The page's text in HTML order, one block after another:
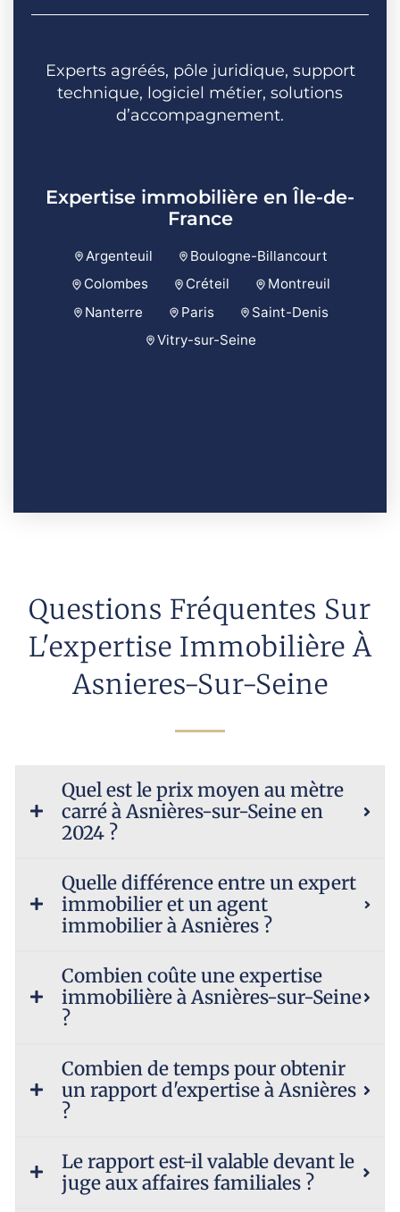
Experts agréés, pôle juridique, support
technique, logiciel métier, solutions
d’accompagnement.
Expertise immobilière en Île-de-
France
Argenteuil
Boulogne-Billancourt
Colombes
Créteil
Montreuil
Nanterre
Paris
Saint-Denis
Vitry-sur-Seine
Questions Fréquentes Sur
L'expertise Immobilière À
Asnieres-Sur-Seine
Quel est le prix moyen au mètre
carré à Asnières-sur-Seine en
2024 ?
Quelle différence entre un expert
immobilier et un agent
immobilier à Asnières ?
Combien coûte une expertise
immobilière à Asnières-sur-Seine
?
Combien de temps pour obtenir
un rapport d'expertise à Asnières
?
Le rapport est-il valable devant le
juge aux affaires familiales ?